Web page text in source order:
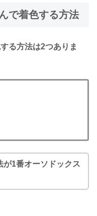
で着色する方法
る方法は2つありま
が1番オーソドックス